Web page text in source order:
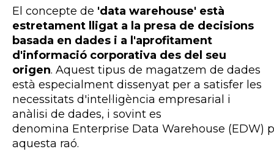
El concepte de 'data warehouse' està
estretament lligat a la presa de decisions
basada en dades i a l'aprofitament
d'informació corporativa des del seu
origen. Aquest tipus de magatzem de dades
està especialment dissenyat per a satisfer les
necessitats d'intel·ligència empresarial i
anàlisi de dades, i sovint es
denomina Enterprise Data Warehouse (EDW)
aquesta raó.